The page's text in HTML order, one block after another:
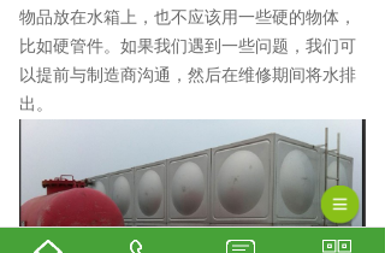
物品放在水箱上，也不应该用一些硬的物体，
比如硬管件。如果我们遇到一些问题，我们可
以提前与制造商沟通，然后在维修期间将水排
出。